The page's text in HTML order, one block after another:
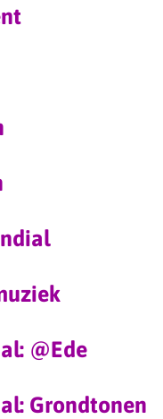
@Ede
Grondtonen